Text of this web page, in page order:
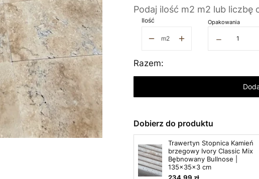
Podaj ilość m2 m2 lub liczbę
Ilość
m2
Opakowania
−
Razem:
Dobierz do produktu
Trawertyn Stopnica Kamień
brzegowy Ivory Classic Mix
Bębnowany Bullnose |
135x35x3 cm